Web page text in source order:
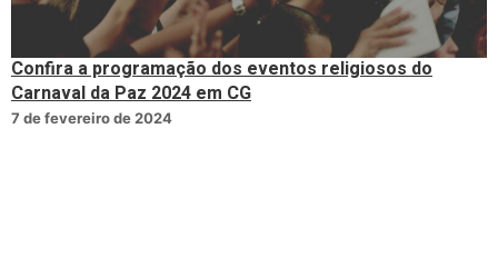
Confira a programação dos eventos religiosos do
Carnaval da Paz 2024 em CG
7 de fevereiro de 2024